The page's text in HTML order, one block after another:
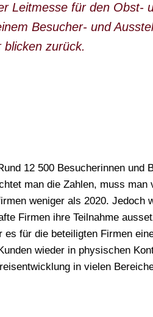
Leitmesse für den Obst-
Besucher- und
zurück.
12 500 Besucherinnen und
man die Zahlen, muss
weniger als 2020. Jedoch
Firmen ihre Teilnahme
für die beteiligten Firmen
wieder in physischen
in vielen